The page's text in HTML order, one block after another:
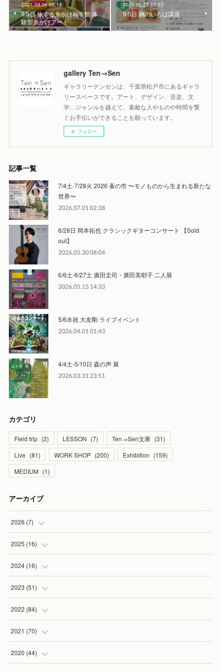
2021.09.04 06:18
9/5日 旅する糸かけ科学館 体
験型糸かけアート
2021.08.27 11:57
9/5日 麹のいろは講座
gallery Ten→Sen
ギャラリーテンセンは、千葉県松戸市にあるギャラ
リースペースです。アート、デザイン、音楽、文
学…ジャンルを越えて、素敵な人やものや時間を繋
ぐお手伝いができることを願っています。
フォロー
記事一覧
7/4土-7/28火 2026 蚤の市 〜モノものから生まれる新たな
世界〜
2026.07.01 02:38
6/28日 岡本拓也 クラシックギターコンサート 【Sold
out】
2026.05.30 08:04
6/6土-6/27土 廣田圭司・廣田美耶子 二人展
2026.05.15 14:33
5/6水祝 大友剛 ライブイベント
2026.04.01 01:43
4/4土-5/10日 森の声 展
2026.03.31 23:51
カテゴリ
Field trip (2) LESSON (7) Ten→Sen文庫 (31)
Live (81) WORK SHOP (200) Exhibition (159)
MEDIUM (1)
アーカイブ
2026 (7)
(1
(2
(2
(1
2025 (16)
(2
(1
(2
(1
2024 (16)
(3
(2
(3
(1
2023 (51)
(1
(4
(6
2022 (84)
(9
(2
2021 (70)
(10 )
2020 (44)